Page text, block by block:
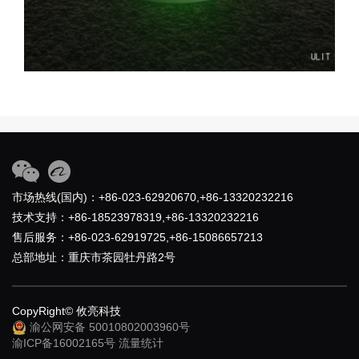
市场热线(国内)：+86-023-62920670,+86-13320232216
技术支持：+86-18523978319,+86-13320232216
售后服务：+86-023-62919725,+86-15086657213
总部地址：重庆市茶园牡丹路2号
CopyRight© 攸亮科技
渝公网安备 50010802003960号
渝ICP备16002165号 流量统计